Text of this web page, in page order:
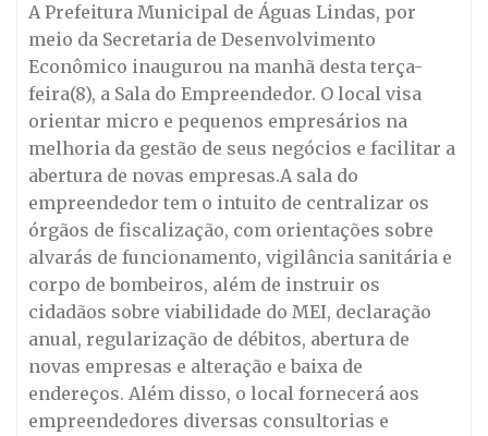
A Prefeitura Municipal de Águas Lindas, por
meio da Secretaria de Desenvolvimento
Econômico inaugurou na manhã desta terça-
feira(8), a Sala do Empreendedor. O local visa
orientar micro e pequenos empresários na
melhoria da gestão de seus negócios e facilitar a
abertura de novas empresas.A sala do
empreendedor tem o intuito de centralizar os
órgãos de fiscalização, com orientações sobre
alvarás de funcionamento, vigilância sanitária e
corpo de bombeiros, além de instruir os
cidadãos sobre viabilidade do MEI, declaração
anual, regularização de débitos, abertura de
novas empresas e alteração e baixa de
endereços. Além disso, o local fornecerá aos
empreendedores diversas consultorias e